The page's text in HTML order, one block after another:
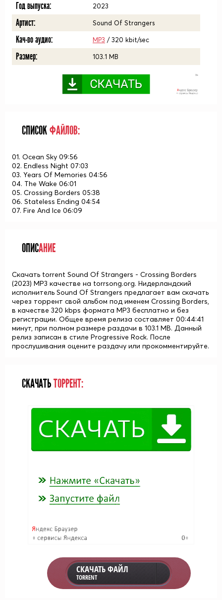
Год выпуска: 2023
Артист: Sound Of Strangers
Кач-во аудио: MP3 / 320 kbit/sec
Размер: 103.1 MB
СПИСОКФАЙЛОВ:
01. Ocean Sky 09:56
02. Endless Night 07:03
03. Years Of Memories 04:56
04. The Wake 06:01
05. Crossing Borders 05:38
06. Stateless Ending 04:54
07. Fire And Ice 06:09
ОПИСАНИЕ
Скачать torrent Sound Of Strangers - Crossing Borders
(2023) MP3 качестве на torrsong.org. Нидерландский
исполнитель Sound Of Strangers предлагает вам скачать
через торрент свой альбом под именем Crossing Borders,
в качестве 320 kbps формата MP3 бесплатно и без
регистрации. Общее время релиза составляет 00:44:41
минут, при полном размере раздачи в 103.1 MB. Данный
релиз записан в стиле Progressive Rock. После
прослушивания оцените раздачу или прокомментируйте.
СКАЧАТЬТОРРЕНТ:
СКАЧАТЬ ФАЙЛ
TORRENT